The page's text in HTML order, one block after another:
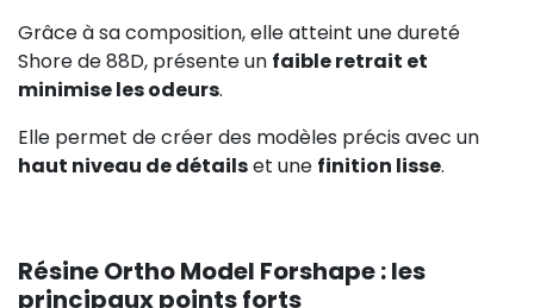
Grâce à sa composition, elle atteint une dureté
Shore de 88D, présente un faible retrait et
minimise les odeurs.
Elle permet de créer des modèles précis avec un
haut niveau de détailset une finition lisse.
Résine Ortho Model Forshape : les
principaux points forts